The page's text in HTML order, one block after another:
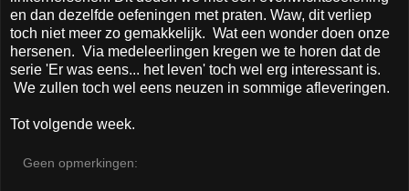
en dan dezelfde oefeningen met praten. Waw, dit verliep
toch niet meer zo gemakkelijk. Wat een wonder doen onze
hersenen. Via medeleerlingen kregen we te horen dat de
serie 'Er was eens... het leven' toch wel erg interessant is.
We zullen toch wel eens neuzen in sommige afleveringen.
Tot volgende week.
Geen opmerkingen: